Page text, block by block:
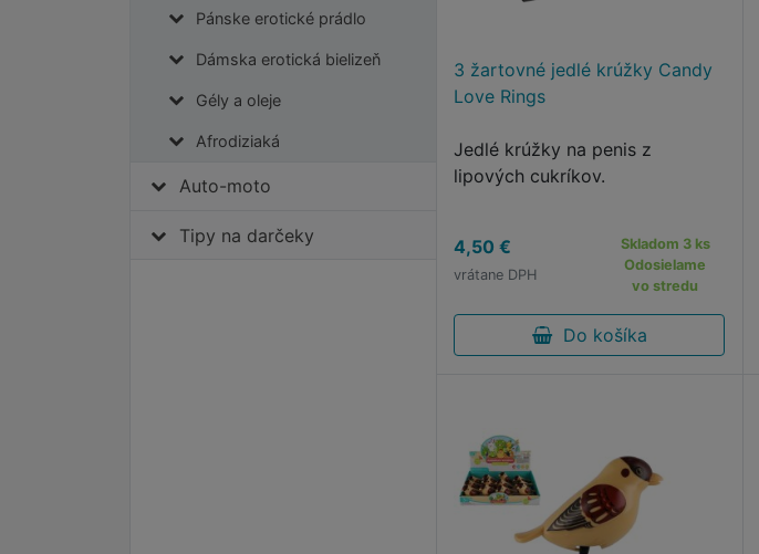
Pánske erotické prádlo
Dámska erotická bielizeň
Gély a oleje
Afrodiziaká
Auto-moto
Tipy na darčeky
3 žartovné jedlé krúžky Candy
Love Rings
Jedlé krúžky na penis z
lipových cukríkov.
4,50 €
vrátane DPH
Skladom 3 ks
Odosielame
vo stredu
Do košíka